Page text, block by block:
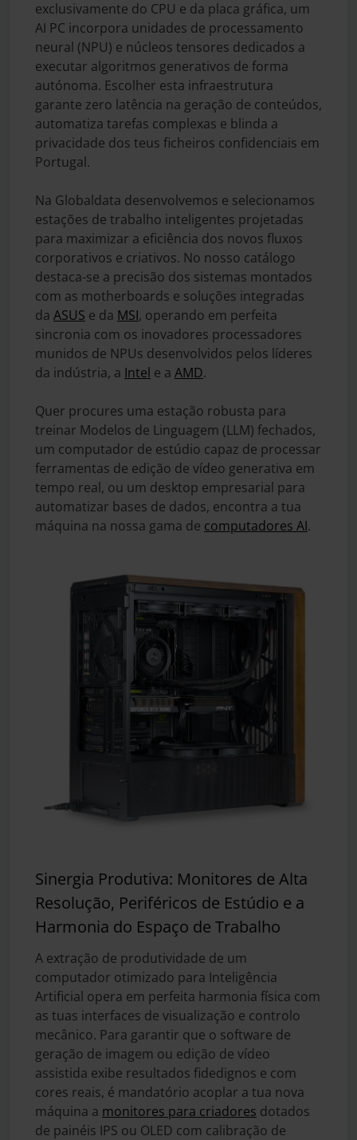
exclusivamente do CPU e da placa gráfica, um
AI PC incorpora unidades de processamento
neural (NPU) e núcleos tensores dedicados a
executar algoritmos generativos de forma
autónoma. Escolher esta infraestrutura
garante zero latência na geração de conteúdos,
automatiza tarefas complexas e blinda a
privacidade dos teus ficheiros confidenciais em
Portugal.
Na Globaldata desenvolvemos e selecionamos
estações de trabalho inteligentes projetadas
para maximizar a eficiência dos novos fluxos
corporativos e criativos. No nosso catálogo
destaca-se a precisão dos sistemas montados
com as motherboards e soluções integradas
da ASUS e da MSI, operando em perfeita
sincronia com os inovadores processadores
munidos de NPUs desenvolvidos pelos líderes
da indústria, a Intel e a AMD.
Quer procures uma estação robusta para
treinar Modelos de Linguagem (LLM) fechados,
um computador de estúdio capaz de processar
ferramentas de edição de vídeo generativa em
tempo real, ou um desktop empresarial para
automatizar bases de dados, encontra a tua
máquina na nossa gama de computadores AI.
Sinergia Produtiva: Monitores de Alta
Resolução, Periféricos de Estúdio e a
Harmonia do Espaço de Trabalho
A extração de produtividade de um
computador otimizado para Inteligência
Artificial opera em perfeita harmonia física com
as tuas interfaces de visualização e controlo
mecânico. Para garantir que o software de
geração de imagem ou edição de vídeo
assistida exibe resultados fidedignos e com
cores reais, é mandatório acoplar a tua nova
máquina a monitores para criadores dotados
de painéis IPS ou OLED com calibração de